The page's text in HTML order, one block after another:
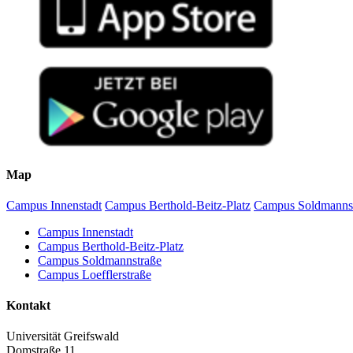
The Overlooked Piece of India’s Climate Action Puzzle
Compendium on Indigenous adaptive solutions for climate
North East Climate Forum: Creating momentum for climate
Tripura finds clean energy inspiration as it hosts G20 science
Tripura Bio-villages: An intersection of sustainable
Map
Campus Innenstadt Campus Berthold-Beitz-Platz Campus
Campus Innenstadt
Campus Berthold-Beitz-Platz
Campus Soldmannstraße
Campus Loefflerstraße
Kontakt
Universität Greifswald